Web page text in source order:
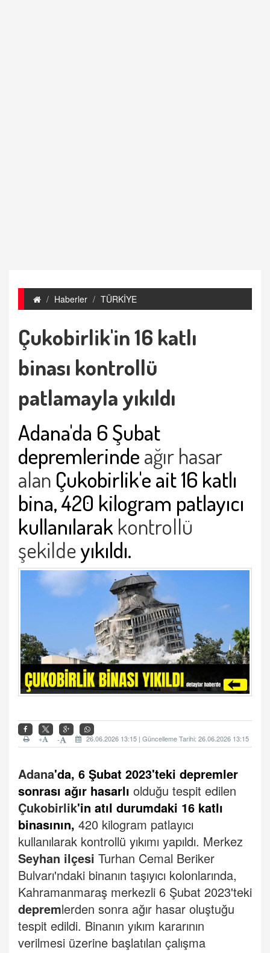
Haberler TÜRKİYE
Çukobirlik'in 16 katlı
binası kontrollü
patlamayla yıkıldı
Adana'da 6 Şubat
depremlerindeağır hasar
alan Çukobirlik'e ait 16 katlı
bina, 420 kilogram patlayıcı
kullanılarakkontrollü
şekildeyıkıldı.
26.06.2026 13:15 | Güncelleme Tarihi: 26.06.2026 13:15
-
+
Adana'da, 6 Şubat 2023'teki depremler
sonrası ağır hasarlı olduğu tespit edilen
Çukobirlik'in atıl durumdaki 16 katlı
binasının, 420 kilogram patlayıcı
kullanılarak kontrollü yıkımı yapıldı. Merkez
Seyhan ilçesi Turhan Cemal Beriker
Bulvarı'ndaki binanın taşıyıcı kolonlarında,
Kahramanmaraş merkezli 6 Şubat 2023'teki
depremlerden sonra ağır hasar oluştuğu
tespit edildi. Binanın yıkım kararının
verilmesi üzerine başlatılan çalışma